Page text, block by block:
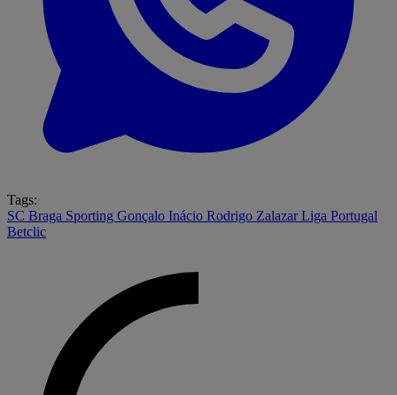
Tags:
SC Braga Sporting Gonçalo Inácio Rodrigo ZalazarLiga Portugal
Betclic